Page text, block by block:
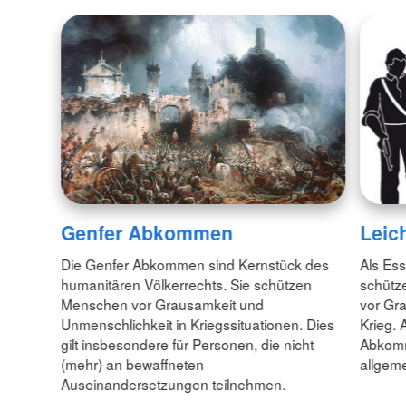
Genfer Abkommen
Die Genfer Abkommen sind Kernstück des
humanitären Völkerrechts. Sie schützen
Menschen vor Grausamkeit und
Unmenschlichkeit in Kriegssituationen. Dies
gilt insbesondere für Personen, die nicht
(mehr) an bewaffneten
Auseinandersetzungen teilnehmen.
Als
vor
Krieg.